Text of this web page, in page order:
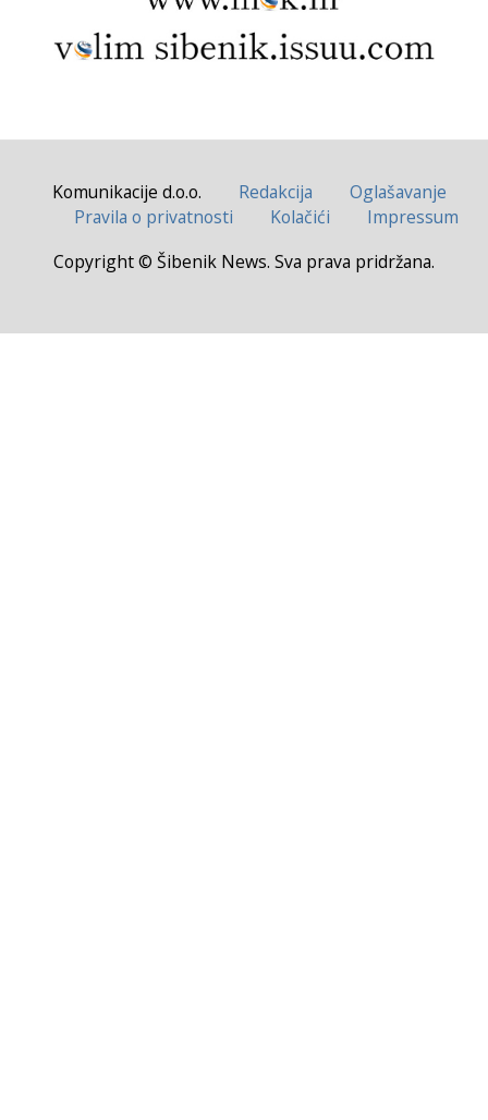
Komunikacije d.o.o. Redakcija
Oglašavanje
Pravila o privatnosti
Kolačići
Impressum
Copyright © Šibenik News. Sva prava pridržana.